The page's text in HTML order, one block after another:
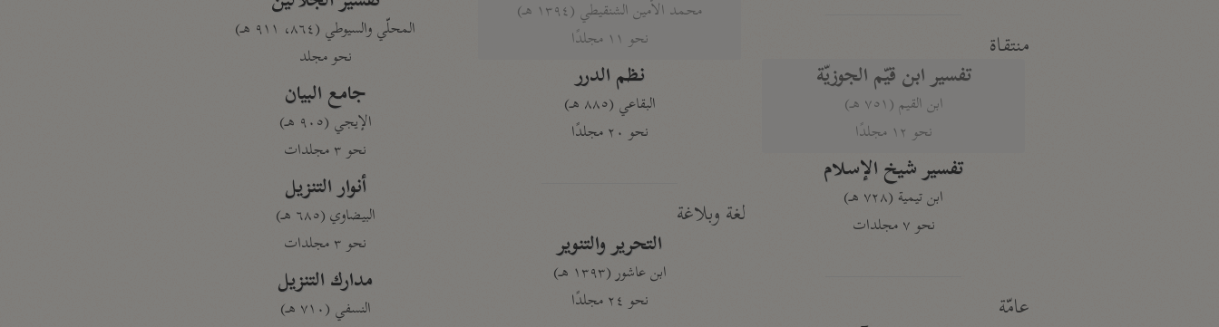
منتقاة
تفسير ابن قيّم الجوزيّة
ابن القيم (٧٥١ هـ)
نحو ١٢ مجلدًا
تفسير شيخ الإسلام
ابن تيمية (٧٢٨ هـ)
نحو ٧ مجلدات
عامّة
محمد الأمين الشنقيطي (١٣٩٤ هـ)
نحو ١١ مجلدًا
نظم الدرر
البقاعي (٨٨٥ هـ)
نحو ٢٠ مجلدًا
لغة وبلاغة
التحرير والتنوير
ابن عاشور (١٣٩٣ هـ)
نحو ٢٤ مجلدًا
المحلّي والسيوطي (٨٦٤، ٩١١ هـ)
نحو مجلد
جامع البيان
الإيجي (٩٠٥ هـ)
نحو ٣ مجلدات
أنوار التنزيل
البيضاوي (٦٨٥ هـ)
نحو ٣ مجلدات
مدارك التنزيل
النسفي (٧١٠ هـ)